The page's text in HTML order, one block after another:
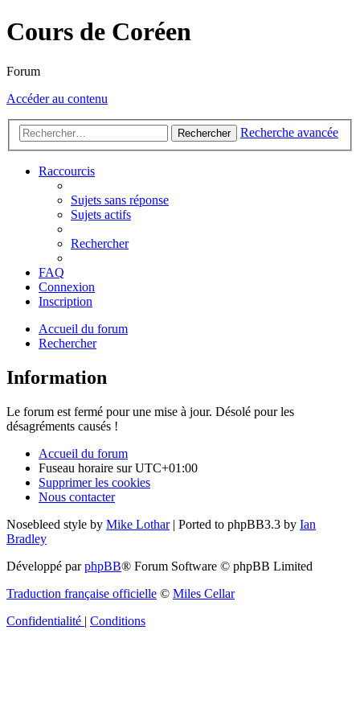
Cours de Coréen
Forum
Accéder au contenu
Rechercher Recherche avancée
Raccourcis
Sujets sans réponse
Sujets actifs
Rechercher
FAQ
Connexion
Inscription
Accueil du forum
Rechercher
Information
Le forum est fermé pour une mise à jour. Désolé pour les
désagréments causés !
Accueil du forum
Fuseau horaire surUTC+01:00
Supprimer les cookies
Nous contacter
Nosebleed style by Mike Lothar| Ported to phpBB3.3 by Ian
Bradley
Développé parphpBB® Forum Software © phpBB Limited
Traduction française officielle © Miles Cellar
Confidentialité | Conditions